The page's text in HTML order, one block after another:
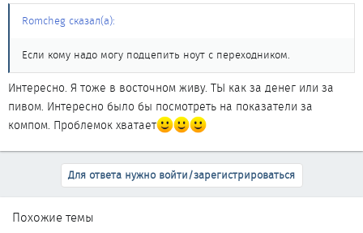
Romcheg сказал(а):
Если кому надо могу подцепить ноут с переходником.
Интересно. Я тоже в восточном живу. ТЫ как за денег или за
пивом. Интересно было бы посмотреть на показатели за
компом. Проблемок хватает
Для ответа нужно войти/зарегистрироваться
Похожие темы